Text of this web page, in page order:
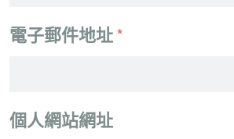
電子郵件地址*
個人網站網址